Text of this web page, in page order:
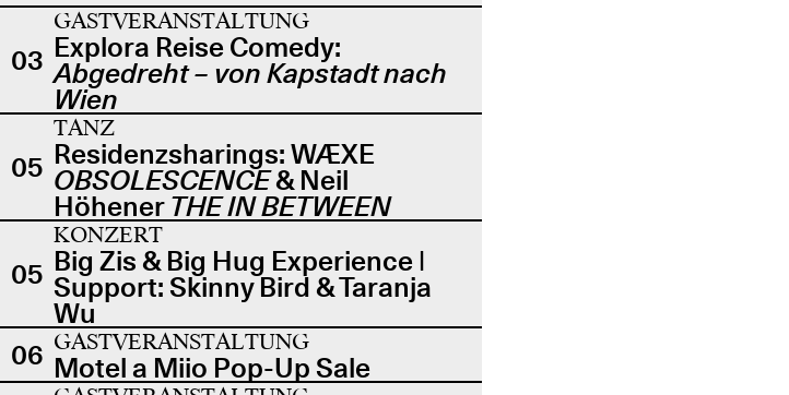
03
GASTVERANSTALTUNG
Explora Reise Comedy:
Abgedreht – von Kapstadt nach
Wien
05
TANZ
Residenzsharings: WÆXE
OBSOLESCENCE& Neil
Höhener THE IN BETWEEN
05
KONZERT
Big Zis & Big Hug Experience |
Support: Skinny Bird & Taranja
Wu
06 GASTVERANSTALTUNG
Motel a Miio Pop-Up Sale